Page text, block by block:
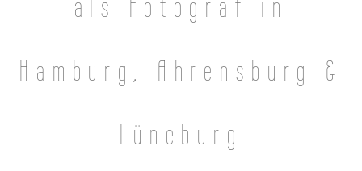
als Fotograf in
Hamburg, Ahrensburg &
Lüneburg